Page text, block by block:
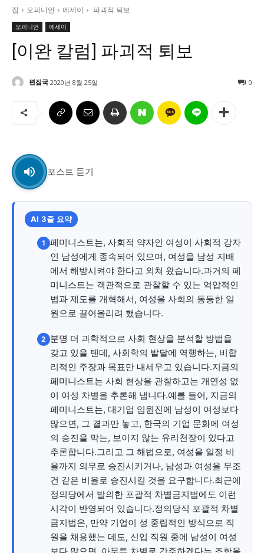
문화
전통문화
교육
교육일반
교육부
학교
기획기사
공지사항
집 오피니언 에세이 파괴적 퇴보
오피니언 에세이
[이완 칼럼] 파괴적 퇴보
편집국 0
2020년 8월 25일
포스트 듣기
AI 3줄 요약
1 페미니스트는, 사회적 약자인 여성이 사회적 강자
인 남성에게 종속되어 있으며, 여성을 남성 지배
에서 해방시켜야 한다고 외쳐 왔습니다.과거의 페
미니스트는 객관적으로 관찰할 수 있는 억압적인
법과 제도를 개혁해서, 여성을 사회의 동등한 일
원으로 끌어올리려 했습니다.
2 분명 더 과학적으로 사회 현상을 분석할 방법을
갖고 있을 텐데, 사회학의 발달에 역행하는, 비합
리적인 주장과 목표만 내세우고 있습니다.지금의
페미니스트는 사회 현상을 관찰하고는 개연성 없
이 여성 차별을 추론해 냅니다.예를 들어, 지금의
페미니스트는, 대기업 임원진에 남성이 여성보다
많으면, 그 결과만 놓고, 한국의 기업 문화에 여성
의 승진을 막는, 보이지 않는 유리천장이 있다고
추론합니다.그리고 그 해법으로, 여성을 일정 비
율까지 의무로 승진시키거나, 남성과 여성을 무조
건 같은 비율로 승진시킬 것을 요구합니다.최근에
정의당에서 발의한 포괄적 차별금지법에도 이런
시각이 반영되어 있습니다.정의당식 포괄적 차별
금지법은, 만약 기업이 성 중립적인 방식으로 직
원을 채용했는 데도, 신입 직원 중에 남성이 여성